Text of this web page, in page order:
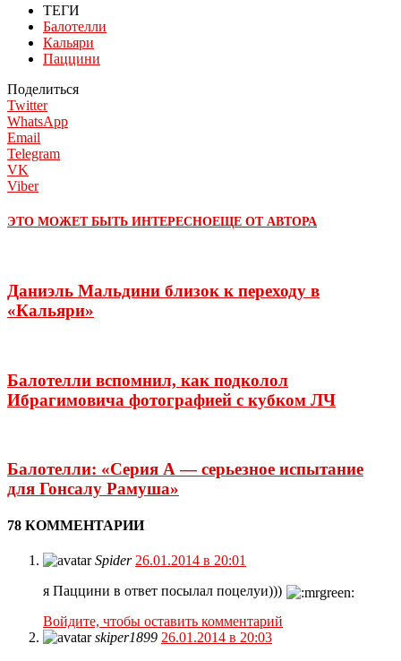
ТЕГИ
Балотелли
Кальяри
Паццини
Поделиться
Twitter
WhatsApp
Email
Telegram
VK
Viber
ЭТО МОЖЕТ БЫТЬ ИНТЕРЕСНОЕЩЕ ОТ АВТОРА
Даниэль Мальдини близок к переходу в
«Кальяри»
Балотелли вспомнил, как подколол
Ибрагимовича фотографией с кубком ЛЧ
Балотелли: «Серия А — серьезное испытание
для Гонсалу Рамуша»
78 КОММЕНТАРИИ
Spider 26.01.2014 в 20:01
я Паццини в ответ посылал поцелуи)))
Войдите, чтобы оставить комментарий
skiper1899 26.01.2014 в 20:03